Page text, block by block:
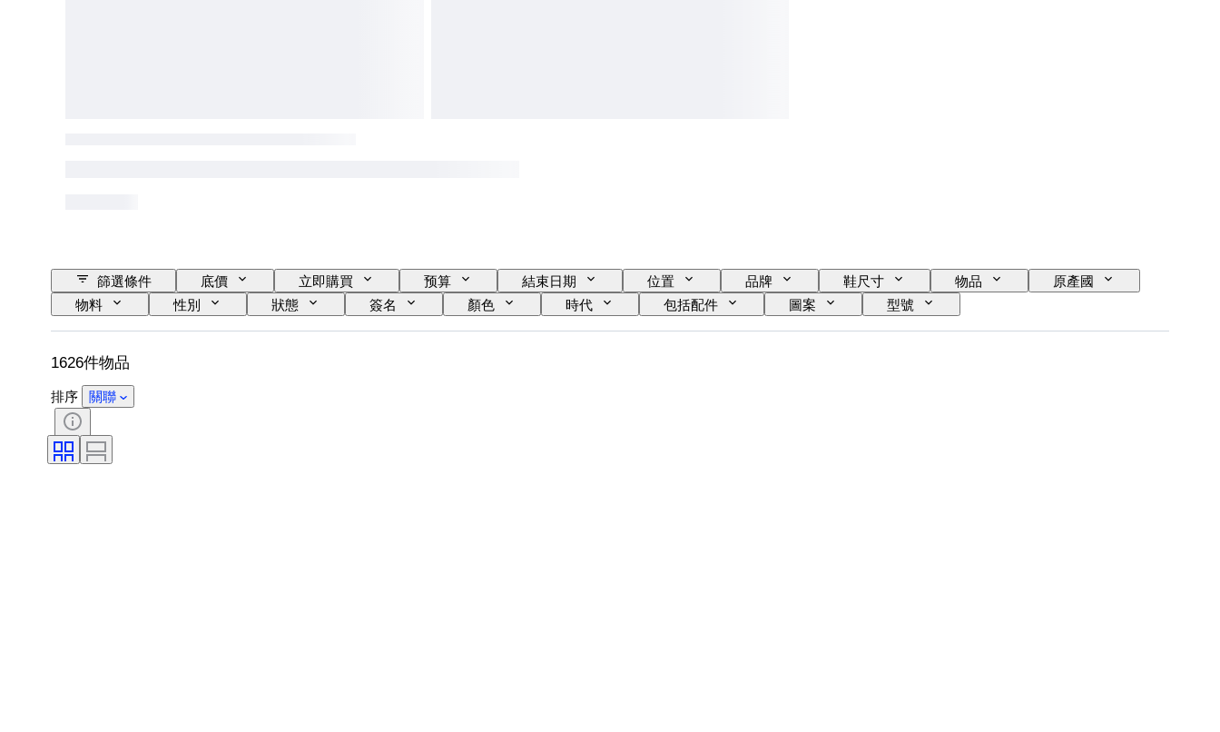
篩選條件 底價 立即購買 预算 結束日期 位置 品牌 鞋尺寸 物品
原產國
物料
性別 狀態 簽名 顏色 時代 包括配件 圖案 型號
1626件物品
排序 關聯